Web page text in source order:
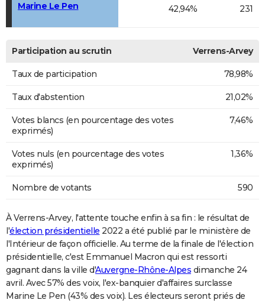
Marine Le Pen 42,94% 231
Participation au scrutin Verrens-Arvey
Taux de participation 78,98%
Taux d'abstention 21,02%
Votes blancs (en pourcentage des votes
exprimés)
7,46%
Votes nuls (en pourcentage des votes
exprimés)
1,36%
Nombre de votants 590
À Verrens-Arvey, l'attente touche enfin à sa fin : le résultat de
l'élection présidentielle 2022 a été publié par le ministère de
l'Intérieur de façon officielle. Au terme de la finale de l'élection
présidentielle, c'est Emmanuel Macron qui est ressorti
gagnant dans la ville d'Auvergne-Rhône-Alpes dimanche 24
avril. Avec 57% des voix, l'ex-banquier d'affaires surclasse
Marine Le Pen (43% des voix). Les électeurs seront priés de